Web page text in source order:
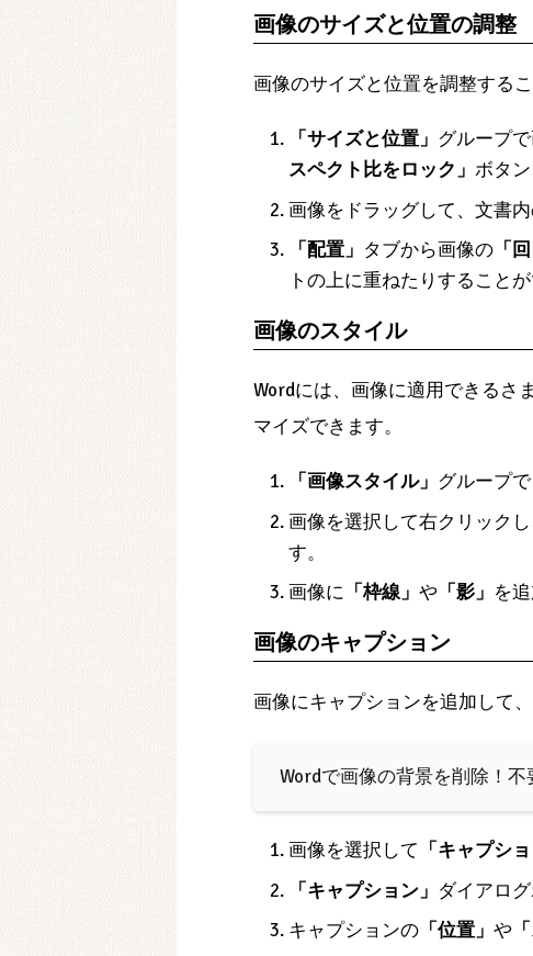
画像のサイズと位置の調整
画像のサイズと位置を調整する
「サイズと位置」 グループ
スペクト比をロック」 ボタ
画像をドラッグして、文書
「配置」 タブから画像の 「
トの上に重ねたりすることが
画像のスタイル
Wordには、画像に適用できるさ
マイズできます。
「画像スタイル」 グループ
画像を選択して右クリックし
す。
画像に 「枠線」 や 「影」 を
画像のキャプション
画像にキャプションを追加して
Wordで画像の背景を削除！
画像を選択して 「キャプショ
「キャプション」 ダイアロ
キャプションの 「位置」 や